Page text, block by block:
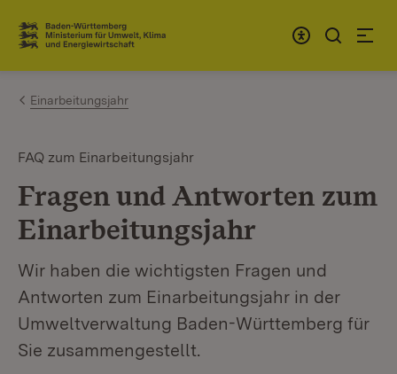
Zum Inhalt springen
Link zur Startseite
Einarbeitungsjahr
FAQ zum Einarbeitungsjahr
Fragen und Antworten zum
Einarbeitungsjahr
Wir haben die wichtigsten Fragen und
Antworten zum Einarbeitungsjahr in der
Umweltverwaltung Baden-Württemberg für
Sie zusammengestellt.